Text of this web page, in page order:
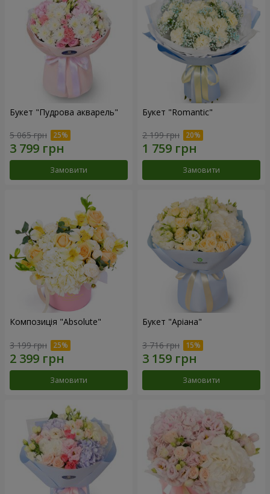
Букет "Пудрова акварель"
5 065 грн
Замовити
Букет "Romantic"
2 199 грн
Замовити
Композиція "Absolute"
3 199 грн
Замовити
Букет "Аріана"
3 716 грн
Замовити